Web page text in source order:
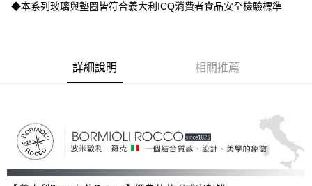
ATM／網路銀行／等多元方式進行付款，方視為交易完成。
※ 交易是否成功請以「AFTEE先享後付 」之結帳頁面顯示為準，若有關於
是否繳費成功／繳費後需取消欲退款等相關疑問，請聯繫「AFTEE先享後付
客戶支援中心」https://netprotections.freshdesk.com/support/home
１．透過由恩沛科技股份有限公司提供之「AFTEE先享後付」服務完成之交
易，需依本服務之必要範圍內提供個人資料，並將交易相關給付款項請求債
權轉讓予恩沛科技股份有限公司。
２．關於個人資料處理事宜，請瀏覽以下網址：
◆本系列玻璃與墊圈皆符合義大利ICQ消費者食品安全檢驗標準
詳細說明 相關推薦